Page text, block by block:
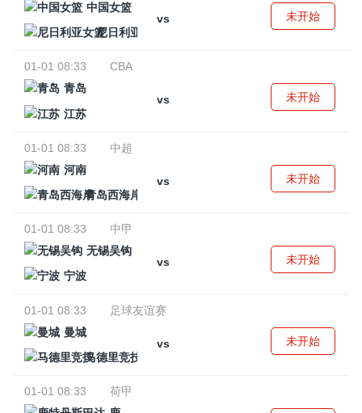
中国女篮
vs
尼日利亚女篮
未开始
01-01 08:33
CBA
青岛
vs
江苏
未开始
01-01 08:33
中超
河南
vs
青岛西海岸
未开始
01-01 08:33
中甲
无锡吴钩
vs
宁波
未开始
01-01 08:33
足球友谊赛
曼城
vs
马德里竞技
未开始
01-01 08:33
荷甲